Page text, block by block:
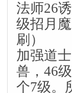
法师26
级招月
刷）
加强道
兽，46
个7级。